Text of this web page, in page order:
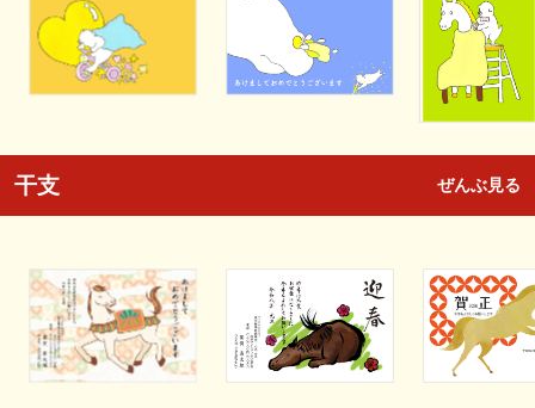
干支 ぜんぶ見る